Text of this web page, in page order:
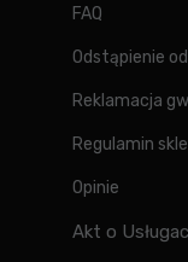
FAQ
Odstąpienie
Reklamacja
Regulamin
Opinie
Akt o